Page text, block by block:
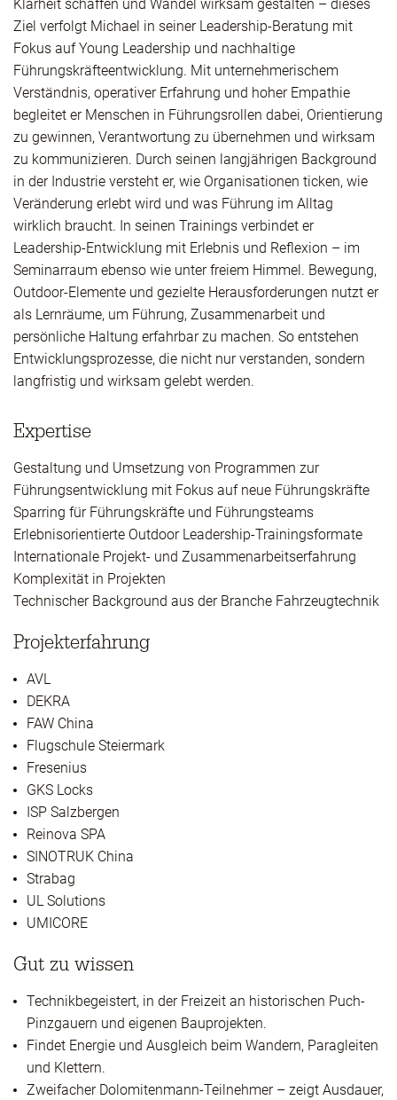
Klarheit schaffen und Wandel wirksam gestalten – dieses
Ziel verfolgt Michael in seiner Leadership-Beratung mit
Fokus auf Young Leadership und nachhaltige
Führungskräfteentwicklung. Mit unternehmerischem
Verständnis, operativer Erfahrung und hoher Empathie
begleitet er Menschen in Führungsrollen dabei, Orientierung
zu gewinnen, Verantwortung zu übernehmen und wirksam
zu kommunizieren. Durch seinen langjährigen Background
in der Industrie versteht er, wie Organisationen ticken, wie
Veränderung erlebt wird und was Führung im Alltag
wirklich braucht. In seinen Trainings verbindet er
Leadership-Entwicklung mit Erlebnis und Reflexion – im
Seminarraum ebenso wie unter freiem Himmel. Bewegung,
Outdoor-Elemente und gezielte Herausforderungen nutzt er
als Lernräume, um Führung, Zusammenarbeit und
persönliche Haltung erfahrbar zu machen. So entstehen
Entwicklungsprozesse, die nicht nur verstanden, sondern
langfristig und wirksam gelebt werden.
Expertise
Gestaltung und Umsetzung von Programmen zur
Führungsentwicklung mit Fokus auf neue Führungskräfte
Sparring für Führungskräfte und Führungsteams
Erlebnisorientierte Outdoor Leadership-Trainingsformate
Internationale Projekt- und Zusammenarbeitserfahrung
Komplexität in Projekten
Technischer Background aus der Branche Fahrzeugtechnik
Projekterfahrung
AVL
DEKRA
FAW China
Flugschule Steiermark
Fresenius
GKS Locks
ISP Salzbergen
Reinova SPA
SINOTRUK China
Strabag
UL Solutions
UMICORE
Gut zu wissen
Technikbegeistert, in der Freizeit an historischen Puch-
Pinzgauern und eigenen Bauprojekten.
Findet Energie und Ausgleich beim Wandern, Paragleiten
und Klettern.
Zweifacher Dolomitenmann-Teilnehmer – zeigt Ausdauer,